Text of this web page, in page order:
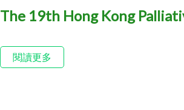
The 19th Hong Kong
閱讀更多